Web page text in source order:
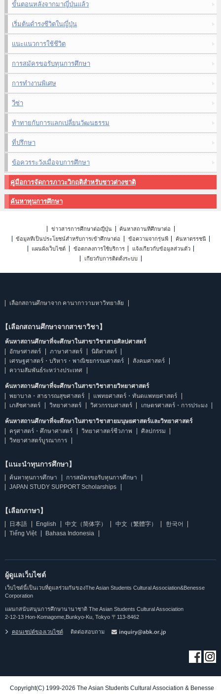
ขั้นตอนหลังจากมาญี่ปุ่นแล้ว
เริ่มต้นดำรงชีวิตในญี่ปุ่น
แนะแนวการใช้ชีวิต
การสมัครขอรับทุนการศึกษา
การทำงานพิเศษ
วีซ่า
ท้าทายกับการแลกเปลี่ยนวัฒนธรรม
ที่ปรึกษา
ข้อควรระวังเมื่อจบการศึกษา
คู่มือการจัดการภาวะวิกฤติสำหรับชาวต่างชาติ
ค้นหาทุนการศึกษา
ข่าวสารการศึกษาต่อญี่ปุ่น
ค้นหาสถานที่ศึกษาต่อ
ข้อมูลที่เป็นประโยชน์สำหรับการเข้าศึกษาต่อ
ข้อความจากรุ่นพี่
ค้นหาดรรชนี
แผนผังเว็บไซต์
ข้อตกลงการใช้บริการ
แจ้งเกี่ยวกับข้อมูลส่วนตัว
เกี่ยวกับการติดตั้งระบบ
เลือกสถานศึกษาจาก คานากาวามหาวิทยาลัย
【เลือกสถานศึกษาจากสาขาวิชา】
ค้นหาสถานศึกษาที่จะศึกษาในสาขาวิชาสายศิลปศาสตร์
อักษรศาสตร์
ภาษาศาสตร์
นิติศาสตร์
เศรษฐศาสตร์・บริหาร・พาณิชยกรรมศาสตร์
สังคมศาสตร์
ความสัมพันธ์ระหว่างประเทศ
ค้นหาสถานศึกษาที่จะศึกษาในสาขาวิชาสายวิทยาศาสตร์
พยาบาล・สาธารณสุขศาสตร์
แพทยศาสตร์・ทันตแพทยศาสตร์
เภสัชศาสตร์
วิทยาศาสตร์ วิศวกรรมศาสตร์ เกษตรศาสตร์・การประมง
ค้นหาสถานศึกษาที่จะศึกษาในสาขาวิชาสายมนุษยศาสตร์และวิทยาศาสตร์
ครุศาสตร์・ศึกษาศาสตร์
วิทยาศาสตร์ชีวภาพ
ศิลปกรรม
วิทยาศาสตร์บูรณาการ
【แนะนำทุนการศึกษา】
ค้นหาทุนการศึกษา
การสมัครขอรับทุนการศึกษา
JAPAN STUDY SUPPORT Scholarships
【เลือกภาษา】
日本語 English 中文（简体字） 中文（繁體字）
한국어
Tiếng Việt
Bahasa Indonesia
ผู้ดูแลเว็บไซต์
เว็บไซต์นี้เป็นเวบที่ดูแลร่วมกันของThe Asian Students Cultural Association&Benesse
Corporation
แผนกสนับสนุนการศึกษานานาชาติ The Asian Students Cultural Association
2-12-13 Hon-Komagome,Bunkyo-Ku, Tokyo 〒113-8462
คอนเซปต์ของเวบไซต์ ติดต่อสอบถาม
Copyright(C) 1999-2026 The Asian Students Cultural Association & Benesse